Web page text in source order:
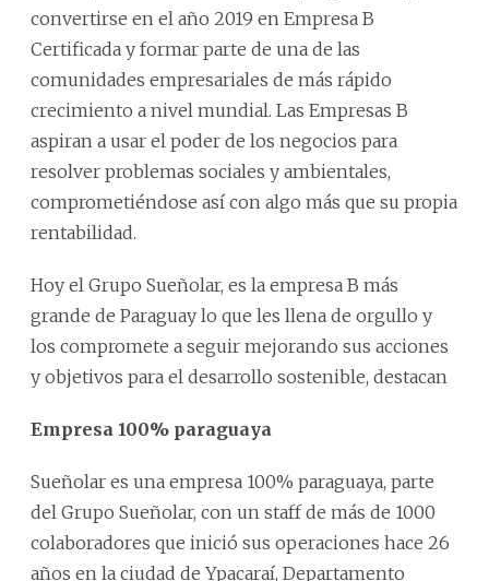
convertirse en el año 2019 en Empresa B
Certificada y formar parte de una de las
comunidades empresariales de más rápido
crecimiento a nivel mundial. Las Empresas B
aspiran a usar el poder de los negocios para
resolver problemas sociales y ambientales,
comprometiéndose así con algo más que su propia
rentabilidad.
Hoy el Grupo Sueñolar, es la empresa B más
grande de Paraguay lo que les llena de orgullo y
los compromete a seguir mejorando sus acciones
y objetivos para el desarrollo sostenible, destacan
Empresa 100% paraguaya
Sueñolar es una empresa 100% paraguaya, parte
del Grupo Sueñolar, con un staff de más de 1000
colaboradores que inició sus operaciones hace 26
años en la ciudad de Ypacaraí, Departamento